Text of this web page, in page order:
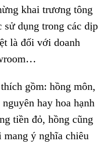
khai trương tông
dụng trong các dịp
là đối với doanh
gồm: hồng môn,
hay hoa hạnh
tiền đỏ, hồng cũng
ý nghĩa chiêu